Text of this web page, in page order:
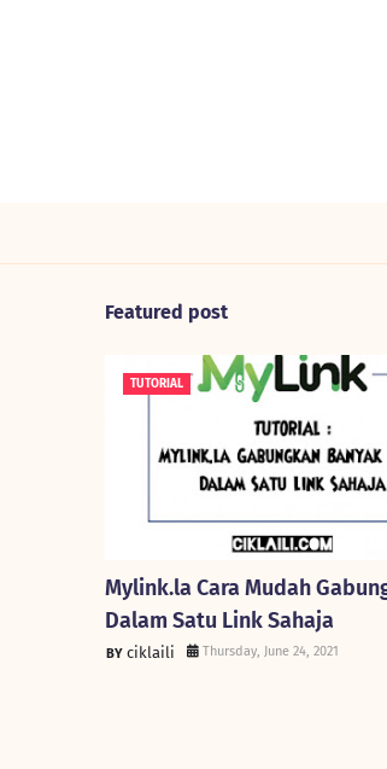
Featured post
TUTORIAL
Mylink.la Cara Mudah
Dalam Satu Link Sahaja
ciklaili Thursday, June 24, 2021